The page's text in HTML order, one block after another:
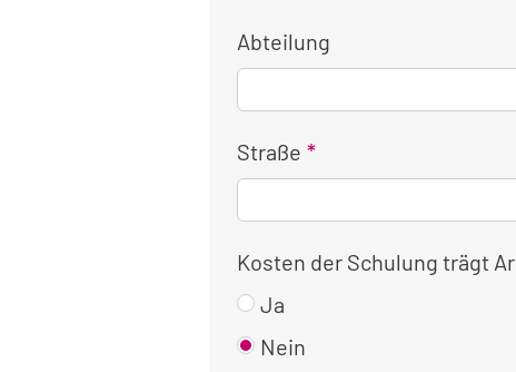
Abteilung
Straße
Kosten der Schulung trägt
Ja
Nein